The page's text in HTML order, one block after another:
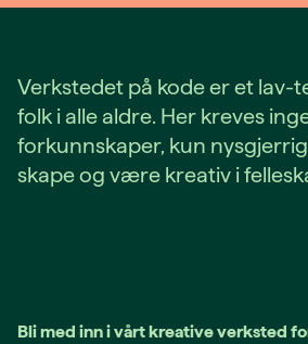
Verkstedet på kode er et lav-
folk i alle aldre. Her kreves
forkunnskaper, kun
skape og være kreativ i
Bli med inn i vårt kreative verksted